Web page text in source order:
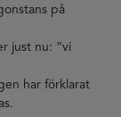
på
just nu: “vi
har förklarat